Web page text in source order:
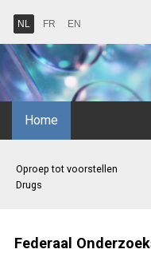
NL FR EN
Home
Oproep tot voorstellen
Drugs
Federaal